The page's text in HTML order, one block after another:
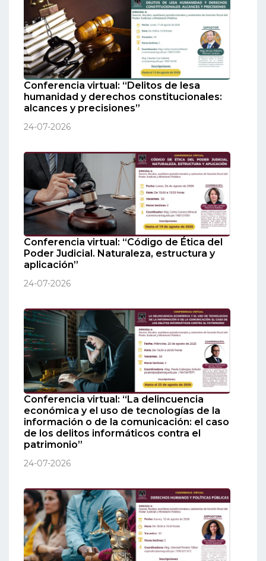
Conferencia virtual: “Delitos de lesa
humanidad y derechos constitucionales:
alcances y precisiones”
24-07-2026
Conferencia virtual: “Código de Ética del
Poder Judicial. Naturaleza, estructura y
aplicación”
24-07-2026
Conferencia virtual: “La delincuencia
económica y el uso de tecnologías de la
información o de la comunicación: el caso
de los delitos informáticos contra el
patrimonio”
24-07-2026